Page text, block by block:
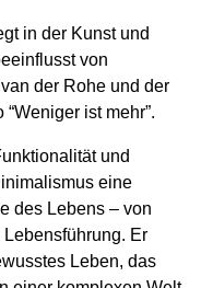
in der Kunst und
von
der Rohe und der
ist mehr”.
und
eine
des Lebens – von
Er
Leben, das